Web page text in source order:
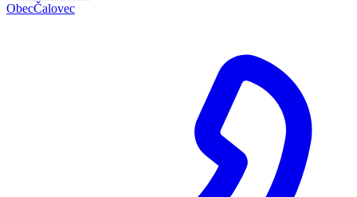
ObecČalovec